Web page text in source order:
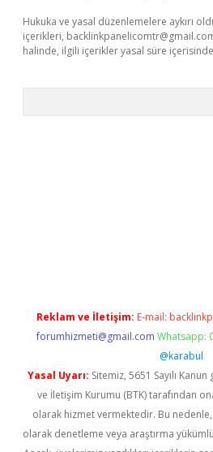
Hukuka ve yasal düzenlemelere aykırı
içerikleri,
halinde, ilgili içerikler yasal süre
Reklam ve İletişim: E-mail:
forumhizmeti@gmail.com Whatsapp:
@karabul
Yasal Uyarı: Sitemiz, 5651 Sayılı
ve İletişim Kurumu (BTK) tarafından
olarak hizmet vermektedir. Bu
olarak denetleme veya araştırma